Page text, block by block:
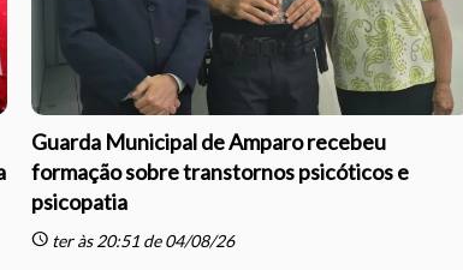
Guarda Municipal de Amparo recebeu
formação sobre transtornos psicóticos e
psicopatia
scheduleter às 20:51 de 04/08/26